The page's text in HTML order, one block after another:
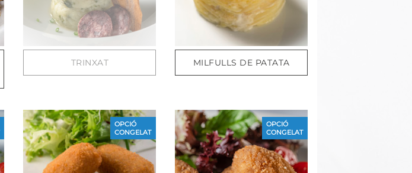
TRINXAT MILFULLS DE PATATA
OPCIÓ
CONGELAT
OPCIÓ
CONGELAT